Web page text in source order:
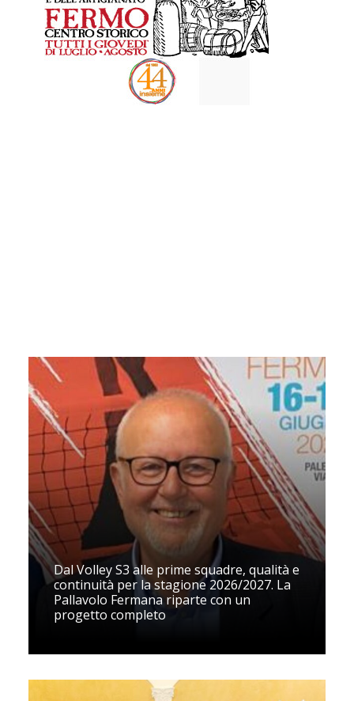
Dal Volley S3 alle prime squadre, qualità e
continuità per la stagione 2026/2027. La
Pallavolo Fermana riparte con un
progetto completo